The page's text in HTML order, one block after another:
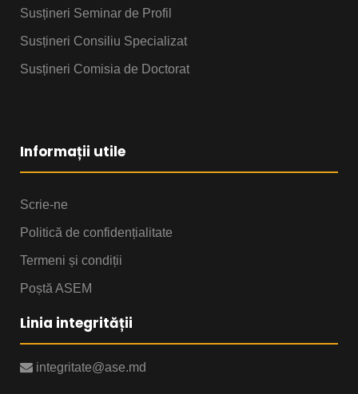
Susțineri Seminar de Profil
Susțineri Consiliu Specializat
Susțineri Comisia de Doctorat
Informații utile
Scrie-ne
Politică de confidențialitate
Termeni și condiții
Poștă ASEM
Linia integrității
integritate@ase.md